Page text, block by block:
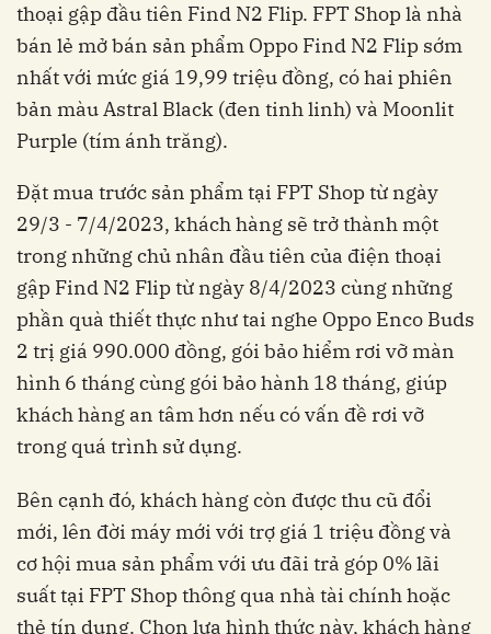
thoại gập đầu tiên Find N2 Flip. FPT Shop là nhà
bán lẻ mở bán sản phẩm Oppo Find N2 Flip sớm
nhất với mức giá 19,99 triệu đồng, có hai phiên
bản màu Astral Black (đen tinh linh) và Moonlit
Purple (tím ánh trăng).
Đặt mua trước sản phẩm tại FPT Shop từ ngày
29/3 - 7/4/2023, khách hàng sẽ trở thành một
trong những chủ nhân đầu tiên của điện thoại
gập Find N2 Flip từ ngày 8/4/2023 cùng những
phần quà thiết thực như tai nghe Oppo Enco Buds
2 trị giá 990.000 đồng, gói bảo hiểm rơi vỡ màn
hình 6 tháng cùng gói bảo hành 18 tháng, giúp
khách hàng an tâm hơn nếu có vấn đề rơi vỡ
trong quá trình sử dụng.
Bên cạnh đó, khách hàng còn được thu cũ đổi
mới, lên đời máy mới với trợ giá 1 triệu đồng và
cơ hội mua sản phẩm với ưu đãi trả góp 0% lãi
suất tại FPT Shop thông qua nhà tài chính hoặc
thẻ tín dụng. Chọn lựa hình thức này, khách hàng